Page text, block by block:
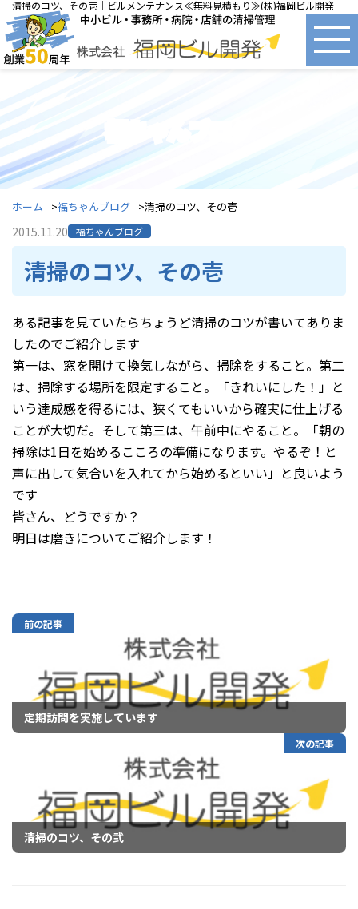
清掃のコツ、その壱｜ビルメンテナンス≪無料見積もり≫(株)福岡ビル開発
福ちゃんブログ
ホーム 福ちゃんブログ 清掃のコツ、その壱
2015.11.20 福ちゃんブログ
清掃のコツ、その壱
ある記事を見ていたらちょうど清掃のコツが書いてありま
したのでご紹介します
第一は、窓を開けて換気しながら、掃除をすること。第二
は、掃除する場所を限定すること。「きれいにした！」と
いう達成感を得るには、狭くてもいいから確実に仕上げる
ことが大切だ。そして第三は、午前中にやること。「朝の
掃除は1日を始めるこころの準備になります。やるぞ！と
声に出して気合いを入れてから始めるといい」と良いよう
です
皆さん、どうですか？
明日は磨きについてご紹介します！
前の記事
定期訪問を実施しています
次の記事
清掃のコツ、その弐